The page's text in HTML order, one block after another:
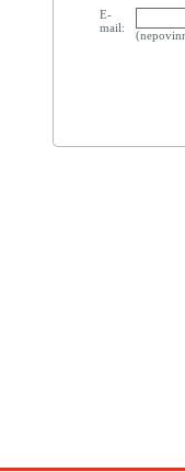
E-
mail: